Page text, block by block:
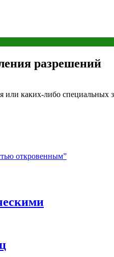
разрешений
каких-либо специальных
откровенным”